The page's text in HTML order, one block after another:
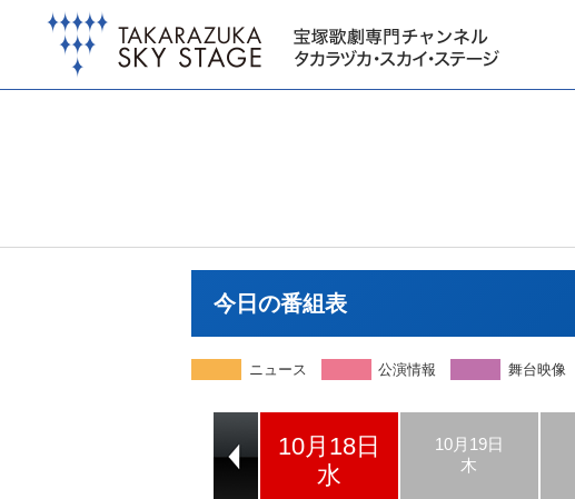
今日の番組表
ニュース 公演情報 舞台映像
10月18日
水
10月19日
木